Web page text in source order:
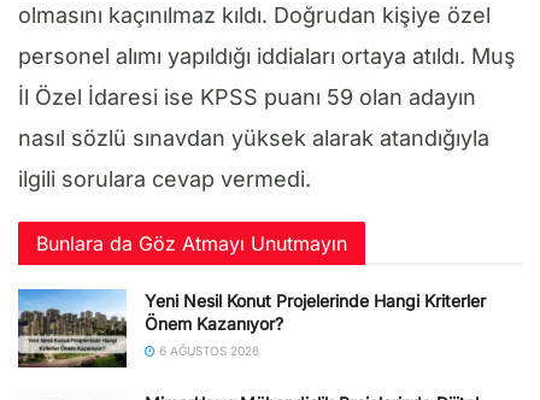
olmasını kaçınılmaz kıldı. Doğrudan kişiye özel
personel alımı yapıldığı iddiaları ortaya atıldı. Muş
İl Özel İdaresi ise KPSS puanı 59 olan adayın
nasıl sözlü sınavdan yüksek alarak atandığıyla
ilgili sorulara cevap vermedi.
Bunlara da Göz Atmayı Unutmayın
Yeni Nesil Konut Projelerinde Hangi Kriterler
Önem Kazanıyor?
6 AĞUSTOS 2026